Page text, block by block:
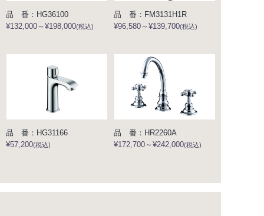
品 番：HG36100
¥132,000～¥198,000(税込)
品 番：FM3131H1R
¥96,580～¥139,700(税込)
品 番：HG31166
¥57,200(税込)
品 番：HR2260A
¥172,700～¥242,000(税込)